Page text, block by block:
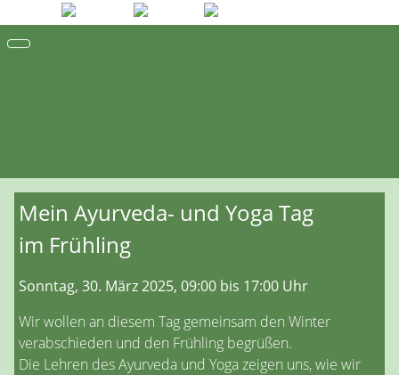
Mein Ayurveda- und Yoga Tag
im Frühling
Sonntag, 30. März 2025, 09:00 bis 17:00 Uhr
Wir wollen an diesem Tag gemeinsam den Winter
verabschieden und den Frühling begrüßen.
Die Lehren des Ayurveda und Yoga zeigen uns, wie wir